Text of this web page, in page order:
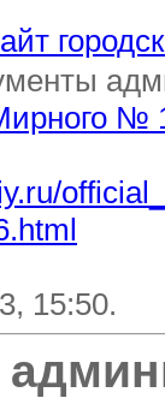
№
15:50.